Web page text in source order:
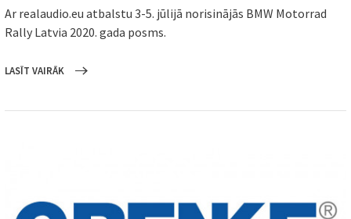
Ar realaudio.eu atbalstu 3-5. jūlijā norisinājās BMW Motorrad
Rally Latvia 2020. gada posms.
LASĪT VAIRĀK